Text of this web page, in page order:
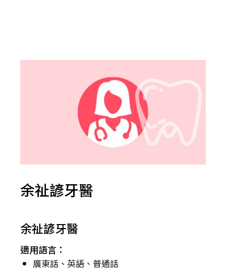
余祉諺牙醫
余祉諺牙醫
適用語言：
廣東話、英語、普通話